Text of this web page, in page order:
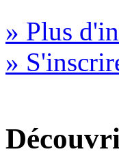
» Plus
»